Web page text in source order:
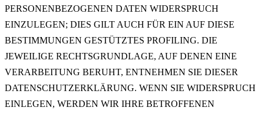
PERSONENBEZOGENEN DATEN WIDERSPRUCH
EINZULEGEN; DIES GILT AUCH FÜR EIN AUF DIESE
BESTIMMUNGEN GESTÜTZTES PROFILING. DIE
JEWEILIGE RECHTSGRUNDLAGE, AUF DENEN EINE
VERARBEITUNG BERUHT, ENTNEHMEN SIE DIESER
DATENSCHUTZERKLÄRUNG. WENN SIE WIDERSPRUCH
EINLEGEN, WERDEN WIR IHRE BETROFFENEN